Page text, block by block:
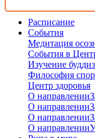
Расписание
События
Медитация
События в
Изучение
Философия
Центр здоровья
О направлении
О направлении
О направлении
О направлении